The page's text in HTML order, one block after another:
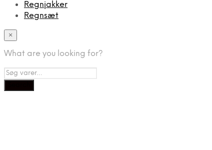
Regnjakker
Regnsæt
×
What are you looking for?